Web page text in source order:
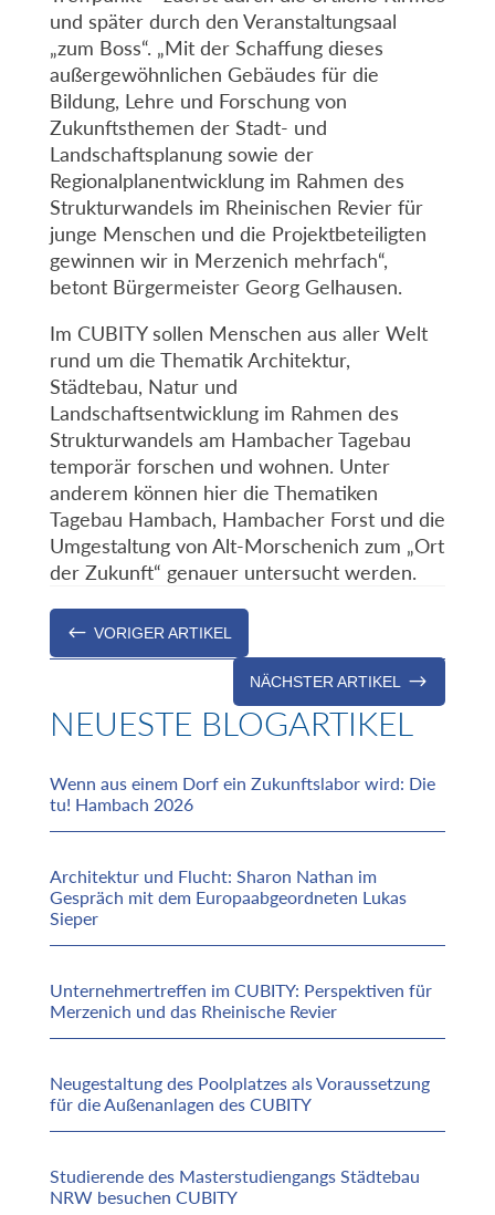
und später durch den Veranstaltungsaal
„zum Boss“. „Mit der Schaffung dieses
außergewöhnlichen Gebäudes für die
Bildung, Lehre und Forschung von
Zukunftsthemen der Stadt- und
Landschaftsplanung sowie der
Regionalplanentwicklung im Rahmen des
Strukturwandels im Rheinischen Revier für
junge Menschen und die Projektbeteiligten
gewinnen wir in Merzenich mehrfach“,
betont Bürgermeister Georg Gelhausen.
Im CUBITY sollen Menschen aus aller Welt
rund um die Thematik Architektur,
Städtebau, Natur und
Landschaftsentwicklung im Rahmen des
Strukturwandels am Hambacher Tagebau
temporär forschen und wohnen. Unter
anderem können hier die Thematiken
Tagebau Hambach, Hambacher Forst und die
Umgestaltung von Alt-Morschenich zum „Ort
der Zukunft“ genauer untersucht werden.
# VORIGER ARTIKEL
NÄCHSTER ARTIKEL $
NEUESTE BLOGARTIKEL
Wenn aus einem Dorf ein Zukunftslabor wird: Die
tu! Hambach 2026
Architektur und Flucht: Sharon Nathan im
Gespräch mit dem Europaabgeordneten Lukas
Sieper
Unternehmertreffen im CUBITY: Perspektiven für
Merzenich und das Rheinische Revier
Neugestaltung des Poolplatzes als Voraussetzung
für die Außenanlagen des CUBITY
Studierende des Masterstudiengangs Städtebau
NRW besuchen CUBITY